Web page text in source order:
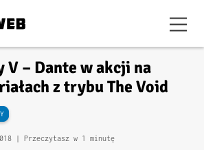
V – Dante w akcji na
z trybu The Void
| Przeczytasz w 1 minutę